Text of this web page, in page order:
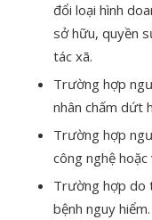
đổi loại hình
sở hữu, quyền
tác xã.
Trường hợp
nhân chấm dứt
Trường hợp
công nghệ
Trường hợp do
bệnh nguy hiểm.